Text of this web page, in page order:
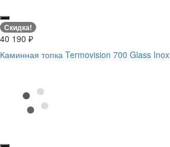
Скидка!
40 190 ₽
Каминная топка Termovision 700 Glass Inox